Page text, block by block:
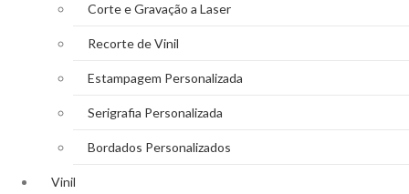
Corte e Gravação a Laser
Recorte de Vinil
Estampagem Personalizada
Serigrafia Personalizada
Bordados Personalizados
Vinil